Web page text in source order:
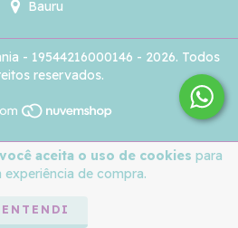
você aceita o uso de cookies para
experiência de compra.
ENTENDI
Bauru
- 19544216000146 - 2026. Todos
reservados.